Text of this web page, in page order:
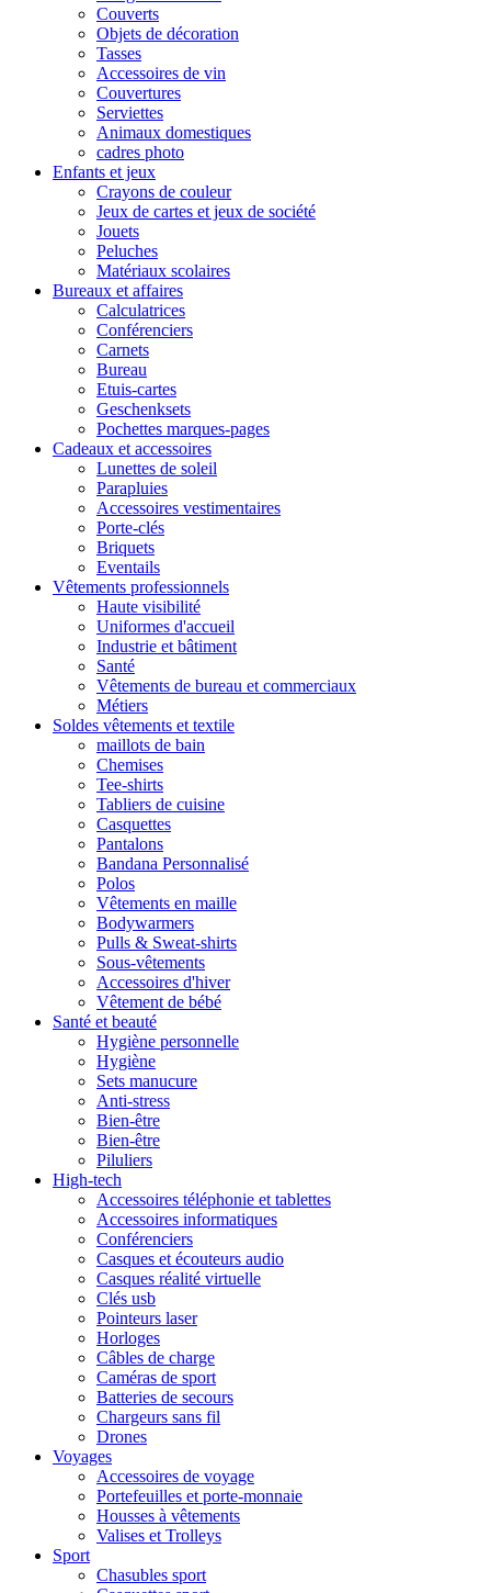
Couverts
Objets de décoration
Tasses
Accessoires de vin
Couvertures
Serviettes
Animaux domestiques
cadres photo
Enfants et jeux
Crayons de couleur
Jeux de cartes et jeux de société
Jouets
Peluches
Matériaux scolaires
Bureaux et affaires
Calculatrices
Conférenciers
Carnets
Bureau
Etuis-cartes
Geschenksets
Pochettes marques-pages
Cadeaux et accessoires
Lunettes de soleil
Parapluies
Accessoires vestimentaires
Porte-clés
Briquets
Eventails
Vêtements professionnels
Haute visibilité
Uniformes d'accueil
Industrie et bâtiment
Santé
Vêtements de bureau et commerciaux
Métiers
Soldes vêtements et textile
maillots de bain
Chemises
Tee-shirts
Tabliers de cuisine
Casquettes
Pantalons
Bandana Personnalisé
Polos
Vêtements en maille
Bodywarmers
Pulls & Sweat-shirts
Sous-vêtements
Accessoires d'hiver
Vêtement de bébé
Santé et beauté
Hygiène personnelle
Hygiène
Sets manucure
Anti-stress
Bien-être
Bien-être
Piluliers
High-tech
Accessoires téléphonie et tablettes
Accessoires informatiques
Conférenciers
Casques et écouteurs audio
Casques réalité virtuelle
Clés usb
Pointeurs laser
Horloges
Câbles de charge
Caméras de sport
Batteries de secours
Chargeurs sans fil
Drones
Voyages
Accessoires de voyage
Portefeuilles et porte-monnaie
Housses à vêtements
Valises et Trolleys
Sport
Chasubles sport